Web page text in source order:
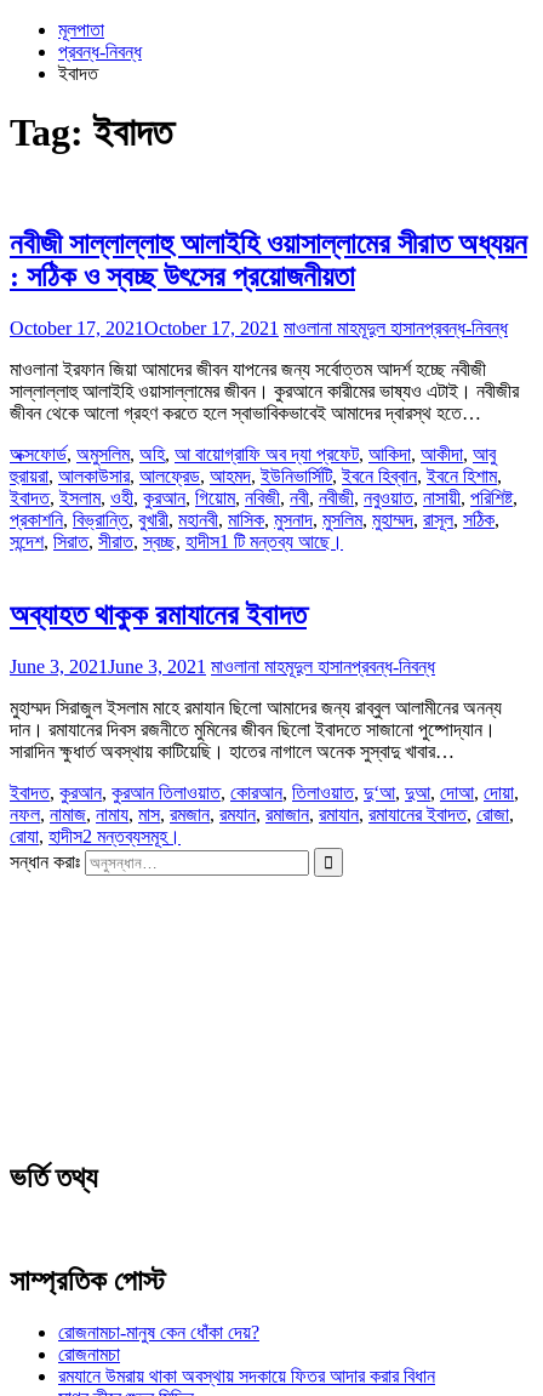
মূলপাতা
প্রবন্ধ-নিবন্ধ
ইবাদত
Tag:ইবাদত
নবীজী সাল্লাল্লাহু আলাইহি ওয়াসাল্লামের সীরাত অধ্যয়ন
: সঠিক ও স্বচ্ছ উৎসের প্রয়োজনীয়তা
October 17, 2021October 17, 2021 মাওলানা মাহমূদুল হাসানপ্রবন্ধ-নিবন্ধ
মাওলানা ইরফান জিয়া আমাদের জীবন যাপনের জন্য সর্বোত্তম আদর্শ হচ্ছে নবীজী
সাল্লাল্লাহু আলাইহি ওয়াসাল্লামের জীবন। কুরআনে কারীমের ভাষ্যও এটাই। নবীজীর
জীবন থেকে আলো গ্রহণ করতে হলে স্বাভাবিকভাবেই আমাদের দ্বারস্থ হতে…
অক্সফোর্ড, অমুসলিম, অহি, আ বায়োগ্রাফি অব দ্যা প্রফেট, আকিদা, আকীদা, আবু
হুরায়রা, আলকাউসার, আলফ্রেড, আহমদ,ইউনিভার্সিটি,ইবনে হিব্বান,ইবনে হিশাম,
ইবাদত,ইসলাম, ওহী, কুরআন, গিয়োম, নবিজী, নবী, নবীজী, নবুওয়াত, নাসায়ী, পরিশিষ্ট,
প্রকাশনি, বিভ্রান্তি, বুখারী, মহানবী, মাসিক, মুসনাদ, মুসলিম, মুহাম্মদ, রাসূল, সঠিক,
সন্দেশ, সিরাত, সীরাত,স্বচ্ছ, হাদীস1 টি মন্তব্য আছে।
অব্যাহত থাকুক রমাযানের ইবাদত
June 3, 2021June 3, 2021 মাওলানা মাহমূদুল হাসানপ্রবন্ধ-নিবন্ধ
মুহাম্মদ সিরাজুল ইসলাম মাহে রমাযান ছিলো আমাদের জন্য রাব্বুল আলামীনের অনন্য
দান। রমাযানের দিবস রজনীতে মুমিনের জীবন ছিলো ইবাদতে সাজানো পুষ্পোদ্যান।
সারাদিন ক্ষুধার্ত অবস্থায় কাটিয়েছি। হাতের নাগালে অনেক সুস্বাদু খাবার…
ইবাদত, কুরআন, কুরআন তিলাওয়াত, কোরআন, তিলাওয়াত, দু‘আ, দুআ, দোআ, দোয়া,
নফল, নামাজ, নামায, মাস, রমজান, রমযান, রমাজান, রমাযান, রমাযানের ইবাদত, রোজা,
রোযা, হাদীস2 মন্তব্যসমূহ।
সন্ধান করাঃ
ভর্তি তথ্য
সাম্প্রতিক পোস্ট
রোজনামচা-মানুষ কেন ধোঁকা দেয়?
রোজনামচা
রমযানে উমরায় থাকা অবস্থায় সদকায়ে ফিতর আদার করার বিধান